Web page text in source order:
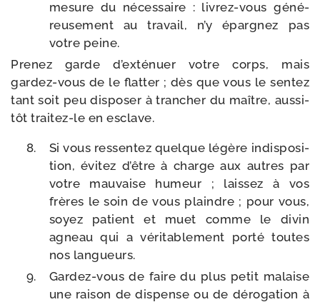
mesure du néces­saire : livrez-​vous géné­
reu­se­ment au tra­vail, n’y épar­gnez pas
votre peine.
Prenez garde d’ex­té­nuer votre corps, mais
gardez-​vous de le flat­ter ; dès que vous le sen­tez
tant soit peu dis­po­ser à tran­cher du maître, aus­si­
tôt traitez-​le en esclave.
Si vous res­sen­tez quelque légère indis­po­si­
tion, évi­tez d’être à charge aux autres par
votre mau­vaise humeur ; lais­sez à vos
frères le soin de vous plaindre ; pour vous,
soyez patient et muet comme le divin
agneau qui a véri­ta­ble­ment por­té toutes
nos langueurs.
Gardez-​vous de faire du plus petit malaise
une rai­son de dis­pense ou de déro­ga­tion à